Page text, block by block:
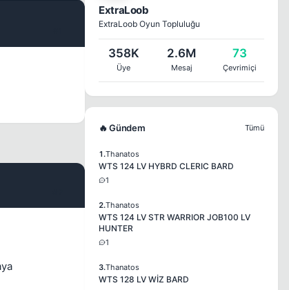
ExtraLoob
ExtraLoob Oyun Topluluğu
358K
Üye
2.6M
Mesaj
73
Çevrimiçi
🔥 Gündem Tümü
1.Thanatos
WTS 124 LV HYBRD CLERIC BARD
1
2.Thanatos
WTS 124 LV STR WARRIOR JOB100 LV
HUNTER
1
3.Thanatos
WTS 128 LV WİZ BARD